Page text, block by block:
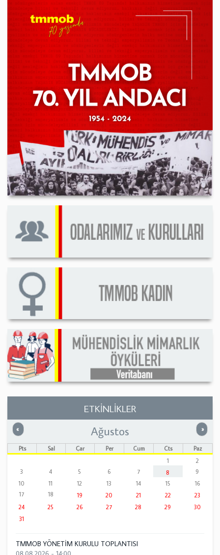
ETKİNLİKLER
« Önceki »
Ağustos
Pts Sal Çar Per Cum Cts
Paz
1
2
3
4 5 6 7 8
9
10
11 12 13 14 15
16
17
18 19 20 21 22
23
24
25 26 27 28 29
30
31
TMMOB YÖNETİM KURULU TOPLANTISI